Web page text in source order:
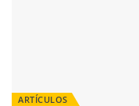
ARTÍCULOS